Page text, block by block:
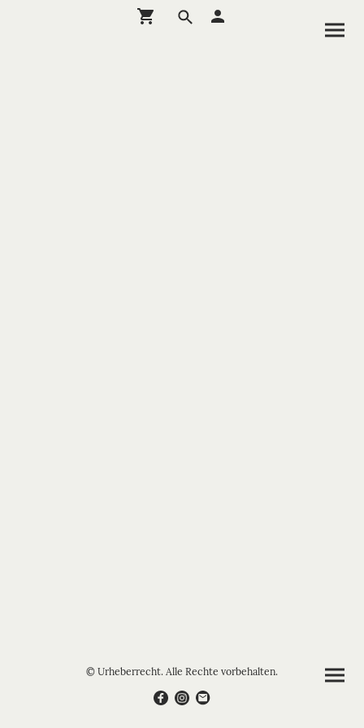
© Urheberrecht. Alle Rechte vorbehalten.